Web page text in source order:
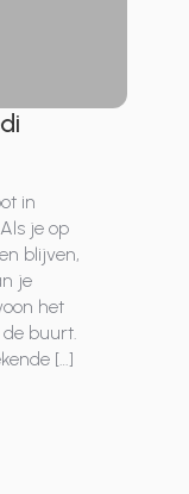
in
je op
blijven,
je
het
buurt.
[…]